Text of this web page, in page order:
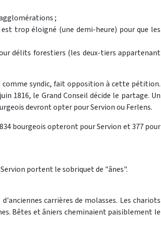
;
trop éloigné (une demi-heure) pour que les
délits forestiers (les deux-tiers appartenant
comme syndic, fait opposition à cette pétition.
1816, le Grand Conseil décide le partage. Un
devront opter pour Servion ou Ferlens.
bourgeois opteront pour Servion et 377 pour
portent le sobriquet de "ânes".
carrières de molasses. Les chariots
Bêtes et âniers cheminaient paisiblement le